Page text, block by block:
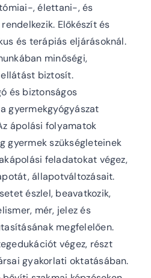
, élettani-, és
Előkészít és
és terápiás eljárásoknál.
minőségi,
biztosít.
és biztonságos
gyermekgyógyászat
ápolási folyamatok
gyermek szükségleteinek
feladatokat végez,
állapotváltozásait.
észlel, beavatkozik,
mér, jelez és
megfelelően.
végez, részt
gyakorlati oktatásában.